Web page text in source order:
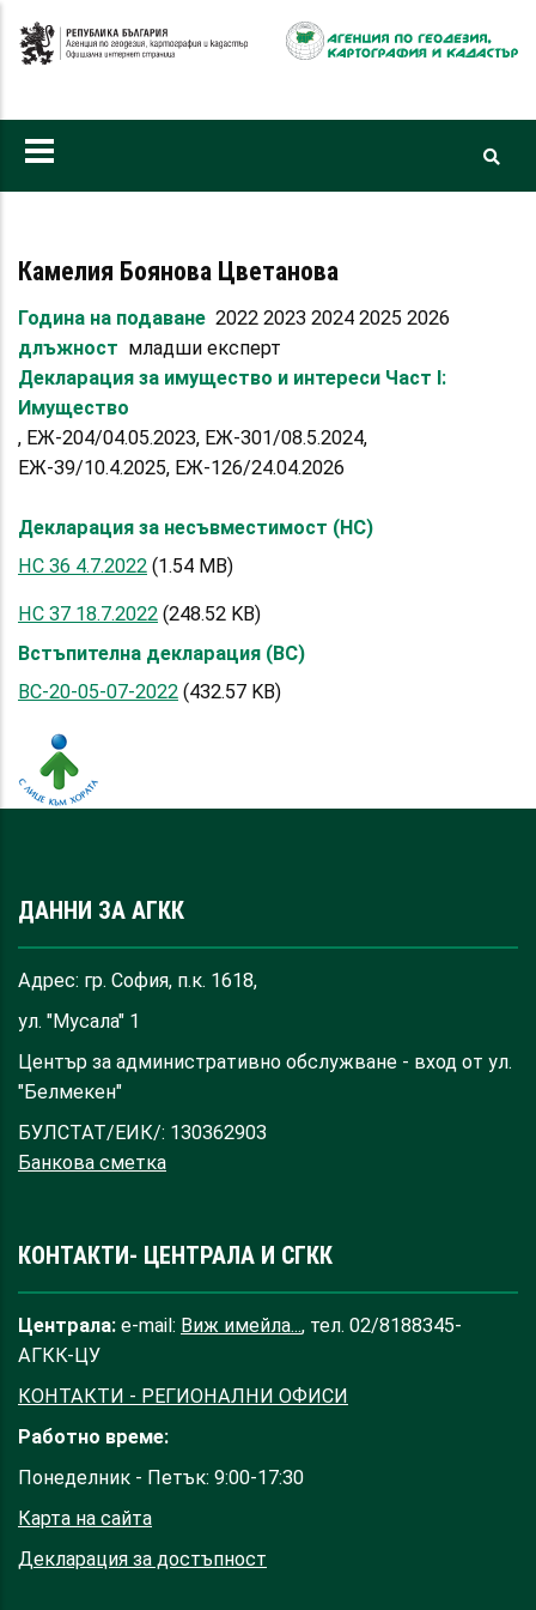
към
Камелия Боянова Цветанова
Година на подаване 2022 2023 2024 2025 2026
длъжност младши експерт
Декларация за имущество и интереси Част I:
Имущество
, ЕЖ-204/04.05.2023, ЕЖ-301/08.5.2024,
ЕЖ-39/10.4.2025, ЕЖ-126/24.04.2026
Декларация за несъвместимост (НС)
НС 36 4.7.2022 (1.54 MB)
НС 37 18.7.2022 (248.52 KB)
Встъпителна декларация (ВС)
ВС-20-05-07-2022 (432.57 KB)
ДАННИ ЗА АГКК
Адрес: гр. София, п.к. 1618,
ул. "Мусала" 1
Център за административно обслужване - вход от ул.
"Белмекен"
БУЛСТАТ/ЕИК/: 130362903
Банкова сметка
КОНТАКТИ- ЦЕНТРАЛА И СГКК
Централа: e-mail: Виж имейла..., тел. 02/8188345-
АГКК-ЦУ
КОНТАКТИ - РЕГИОНАЛНИ ОФИСИ
Работно време:
Понеделник - Петък: 9:00-17:30
Карта на сайта
Декларация за достъпност